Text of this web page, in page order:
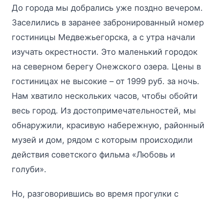
До города мы добрались уже поздно вечером.
Заселились в заранее забронированный номер
гостиницы Медвежьегорска, а с утра начали
изучать окрестности. Это маленький городок
на северном берегу Онежского озера. Цены в
гостиницах не высокие – от 1999 руб. за ночь.
Нам хватило нескольких часов, чтобы обойти
весь город. Из достопримечательностей, мы
обнаружили, красивую набережную, районный
музей и дом, рядом с которым происходили
действия советского фильма «Любовь и
голуби».
Но, разговорившись во время прогулки с